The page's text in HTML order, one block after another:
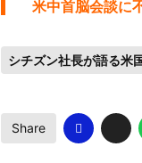
米中首脳会談に
シチズン社長が語る米
Share